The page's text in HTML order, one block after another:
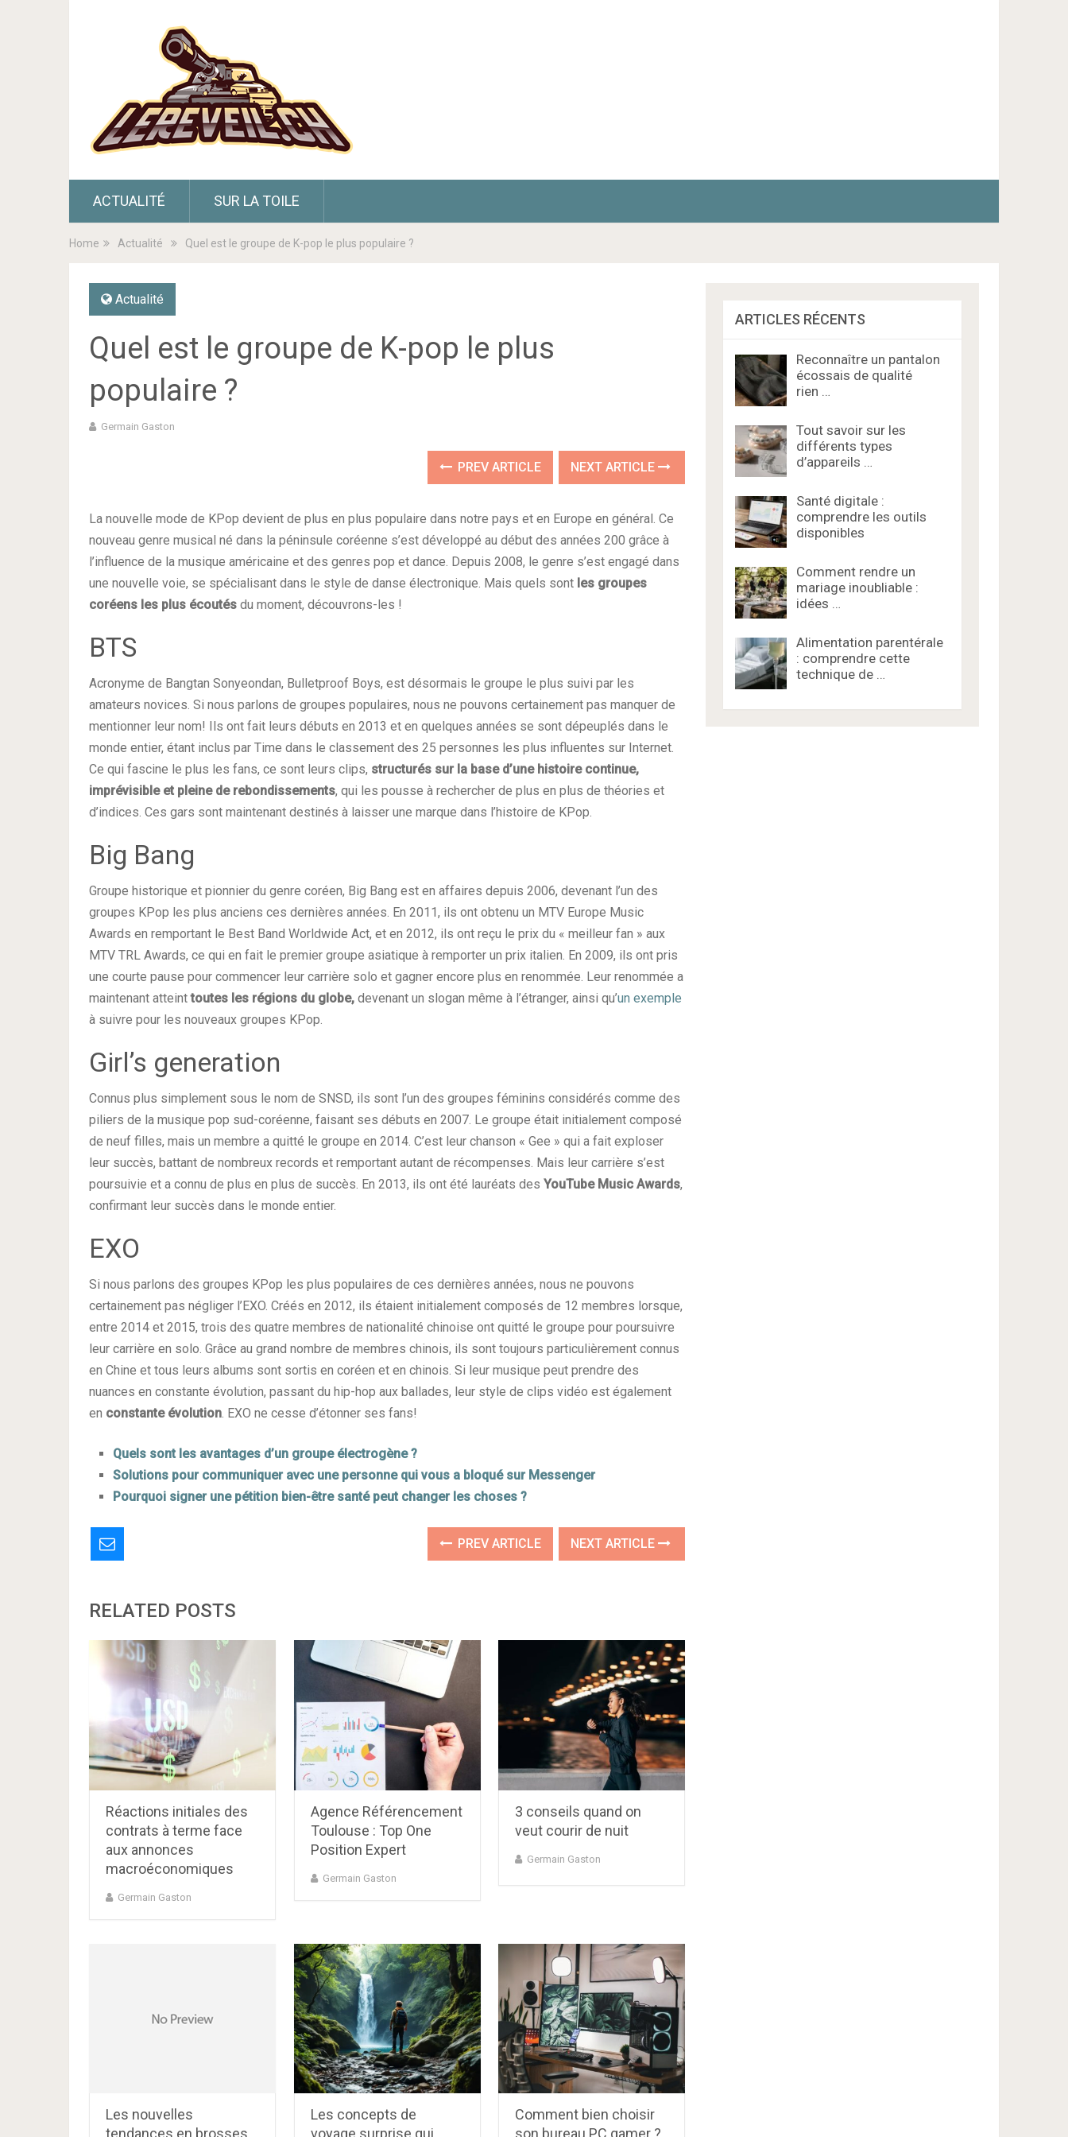
ACTUALITÉ SUR LA TOILE
Home Actualité Quel est le groupe de K-pop le plus populaire ?
Actualité
Quel est le groupe de K-pop le plus
populaire ?
Germain Gaston
PREV ARTICLE NEXT ARTICLE
La nouvelle mode de KPop devient de plus en plus populaire dans notre pays et en Europe en général. Ce
nouveau genre musical né dans la péninsule coréenne s’est développé au début des années 200 grâce à
l’influence de la musique américaine et des genres pop et dance. Depuis 2008, le genre s’est engagé dans
une nouvelle voie, se spécialisant dans le style de danse électronique. Mais quels sont les groupes
coréens les plus écoutés du moment, découvrons-les !
BTS
Acronyme de Bangtan Sonyeondan, Bulletproof Boys, est désormais le groupe le plus suivi par les
amateurs novices. Si nous parlons de groupes populaires, nous ne pouvons certainement pas manquer de
mentionner leur nom! Ils ont fait leurs débuts en 2013 et en quelques années se sont dépeuplés dans le
monde entier, étant inclus par Time dans le classement des 25 personnes les plus influentes sur Internet.
Ce qui fascine le plus les fans, ce sont leurs clips, structurés sur la base d’une histoire continue,
imprévisible et pleine de rebondissements, qui les pousse à rechercher de plus en plus de théories et
d’indices. Ces gars sont maintenant destinés à laisser une marque dans l’histoire de KPop.
Big Bang
Groupe historique et pionnier du genre coréen, Big Bang est en affaires depuis 2006, devenant l’un des
groupes KPop les plus anciens ces dernières années. En 2011, ils ont obtenu un MTV Europe Music
Awards en remportant le Best Band Worldwide Act, et en 2012, ils ont reçu le prix du « meilleur fan » aux
MTV TRL Awards, ce qui en fait le premier groupe asiatique à remporter un prix italien. En 2009, ils ont pris
une courte pause pour commencer leur carrière solo et gagner encore plus en renommée. Leur renommée a
maintenant atteinttoutes les régions du globe, devenant un slogan même à l’étranger, ainsi qu’un exemple
à suivre pour les nouveaux groupes KPop.
Girl’s generation
Connus plus simplement sous le nom de SNSD, ils sont l’un des groupes féminins considérés comme des
piliers de la musique pop sud-coréenne, faisant ses débuts en 2007. Le groupe était initialement composé
de neuf filles, mais un membre a quitté le groupe en 2014. C’est leur chanson « Gee » qui a fait exploser
leur succès, battant de nombreux records et remportant autant de récompenses. Mais leur carrière s’est
poursuivie et a connu de plus en plus de succès. En 2013, ils ont été lauréats des YouTube Music Awards,
confirmant leur succès dans le monde entier.
EXO
Si nous parlons des groupes KPop les plus populaires de ces dernières années, nous ne pouvons
certainement pas négliger l’EXO. Créés en 2012, ils étaient initialement composés de 12 membres lorsque,
entre 2014 et 2015, trois des quatre membres de nationalité chinoise ont quitté le groupe pour poursuivre
leur carrière en solo. Grâce au grand nombre de membres chinois, ils sont toujours particulièrement connus
en Chine et tous leurs albums sont sortis en coréen et en chinois. Si leur musique peut prendre des
nuances en constante évolution, passant du hip-hop aux ballades, leur style de clips vidéo est également
en constante évolution. EXO ne cesse d’étonner ses fans!
Quels sont les avantages d’un groupe électrogène ?
Solutions pour communiquer avec une personne qui vous a bloqué sur Messenger
Pourquoi signer une pétition bien-être santé peut changer les choses ?
PREV ARTICLE NEXT ARTICLE
RELATED POSTS
Réactions initiales des
contrats à terme face
aux annonces
macroéconomiques
Germain Gaston
Agence Référencement
Toulouse : Top One
Position Expert
Germain Gaston
3 conseils quand on
veut courir de nuit
Germain Gaston
Les nouvelles
tendances en brosses
Les concepts de
voyage surprise qui
Comment bien choisir
son bureau PC gamer ?
ARTICLES RÉCENTS
Reconnaître un pantalon
écossais de qualité
rien …
Tout savoir sur les
différents types
d’appareils …
Santé digitale :
comprendre les outils
disponibles
Comment rendre un
mariage inoubliable :
idées …
Alimentation parentérale
: comprendre cette
technique de …